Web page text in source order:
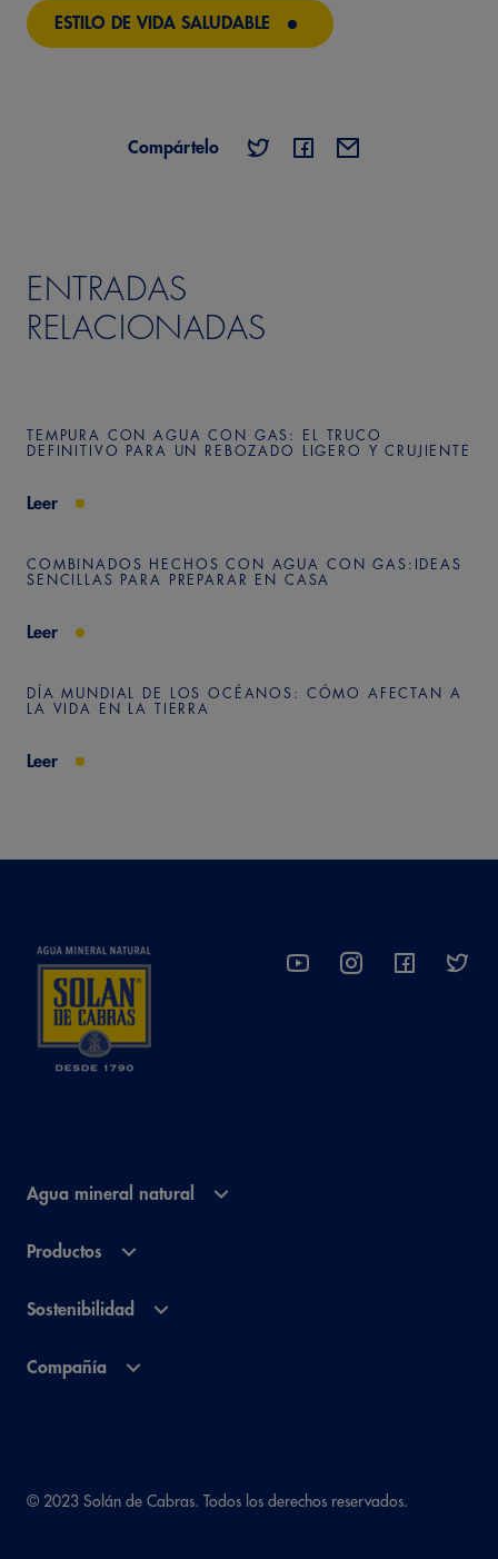
ESTILO DE VIDA SALUDABLE
Compártelo
ENTRADAS
RELACIONADAS
TEMPURA CON AGUA CON GAS: EL TRUCO
DEFINITIVO PARA UN REBOZADO LIGERO Y CRUJIENTE
Leer
COMBINADOS HECHOS CON AGUA CON GAS:IDEAS
SENCILLAS PARA PREPARAR EN CASA
Leer
DÍA MUNDIAL DE LOS OCÉANOS: CÓMO AFECTAN A
LA VIDA EN LA TIERRA
Leer
Agua mineral natural
Productos
Sostenibilidad
Compañía
© 2023 Solán de Cabras. Todos los derechos reservados.